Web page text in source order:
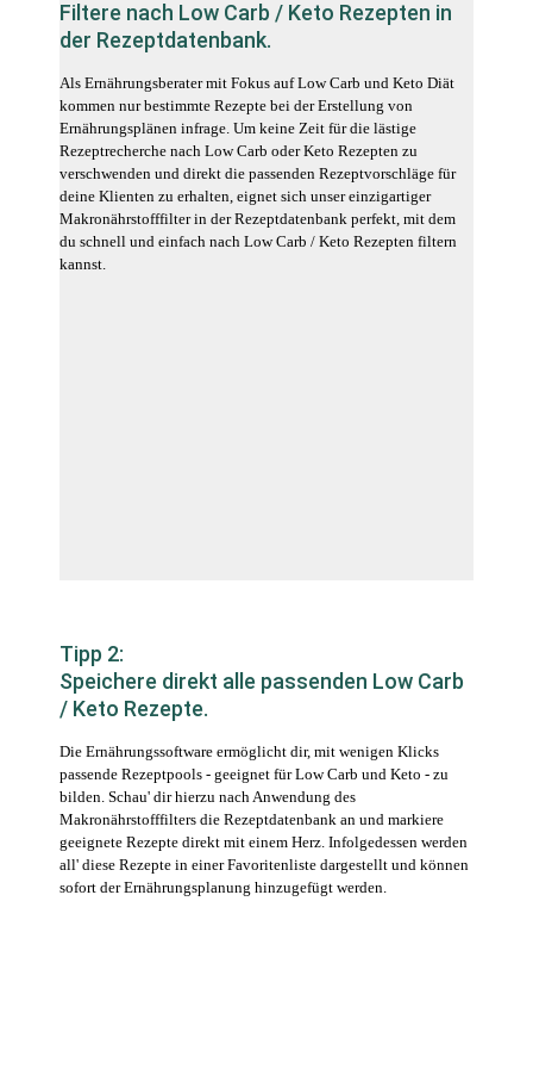
Filtere nach Low Carb / Keto Rezepten in
der Rezeptdatenbank.
Als Ernährungsberater mit Fokus auf Low Carb und Keto Diät
kommen nur bestimmte Rezepte bei der Erstellung von
Ernährungsplänen infrage. Um keine Zeit für die lästige
Rezeptrecherche nach Low Carb oder Keto Rezepten zu
verschwenden und direkt die passenden Rezeptvorschläge für
deine Klienten zu erhalten, eignet sich unser einzigartiger
Makronährstofffilter in der Rezeptdatenbank perfekt, mit dem
du schnell und einfach nach Low Carb / Keto Rezepten filtern
kannst.
Tipp 2:
Speichere direkt alle passenden Low Carb
/ Keto Rezepte.
Die Ernährungssoftware ermöglicht dir, mit wenigen Klicks
passende Rezeptpools - geeignet für Low Carb und Keto - zu
bilden. Schau' dir hierzu nach Anwendung des
Makronährstofffilters die Rezeptdatenbank an und markiere
geeignete Rezepte direkt mit einem Herz. Infolgedessen werden
all' diese Rezepte in einer Favoritenliste dargestellt und können
sofort der Ernährungsplanung hinzugefügt werden.